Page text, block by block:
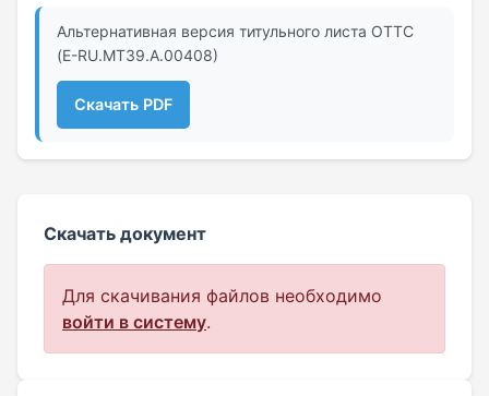
Альтернативная версия титульного листа ОТТС
(E-RU.МТ39.А.00408)
Скачать PDF
Скачать документ
Для скачивания файлов необходимо
войти в систему.